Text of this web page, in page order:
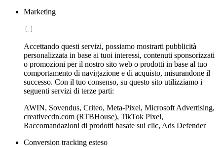
Marketing
Accettando questi servizi, possiamo mostrarti pubblicità
personalizzata in base ai tuoi interessi, contenuti sponsorizzati
o promozioni per il nostro sito web o prodotti in base al tuo
comportamento di navigazione e di acquisto, misurandone il
successo. Con il tuo consenso, su questo sito utilizziamo i
seguenti servizi di terze parti:
AWIN, Sovendus, Criteo, Meta-Pixel, Microsoft Advertising,
creativecdn.com (RTBHouse), TikTok Pixel,
Raccomandazioni di prodotti basate sui clic, Ads Defender
Conversion tracking esteso